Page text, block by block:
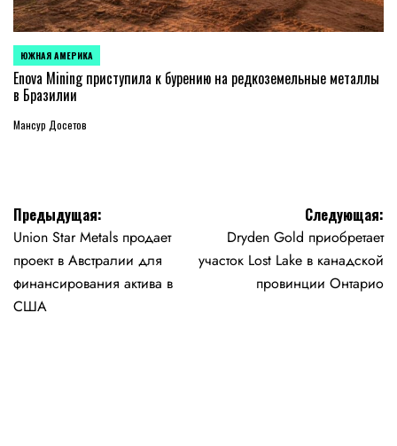
ОПУБЛИКОВАНО
В
ЮЖНАЯ АМЕРИКА
Enova Mining приступила к бурению на редкоземельные металлы
в Бразилии
Мансур Досетов
Навигация
по
записям
Предыдущая:
Union Star Metals продает
проект в Австралии для
финансирования актива в
США
Следующая:
Dryden Gold приобретает
участок Lost Lake в канадской
провинции Онтарио